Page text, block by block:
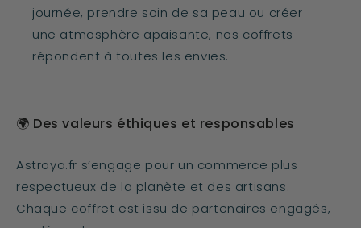
journée, prendre soin de sa peau ou créer
une atmosphère apaisante, nos coffrets
répondent à toutes les envies.
🌍 Des valeurs éthiques et responsables
Astroya.fr s’engage pour un commerce plus
respectueux de la planète et des artisans.
Chaque coffret est issu de partenaires engagés,